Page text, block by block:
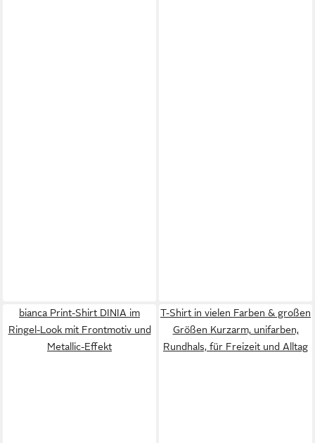
bianca Print-Shirt DINIA im
Ringel-Look mit Frontmotiv und
Metallic-Effekt
T-Shirt in vielen Farben & großen
Größen Kurzarm, unifarben,
Rundhals, für Freizeit und Alltag